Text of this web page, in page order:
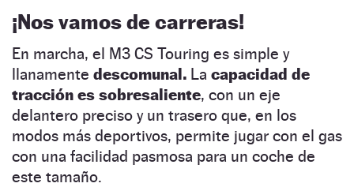
¡Nos vamos de carreras!
En marcha, el M3 CS Touring es simple y
llanamente descomunal. La capacidad de
tracción es sobresaliente, con un eje
delantero preciso y un trasero que, en los
modos más deportivos, permite jugar con el gas
con una facilidad pasmosa para un coche de
este tamaño.